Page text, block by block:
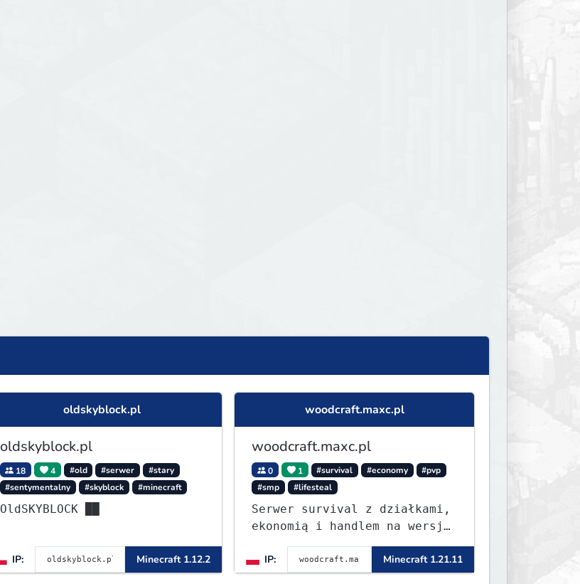
oldskyblock.pl
oldskyblock.pl
18 4 #old #serwer
#stary
#sentymentalny
#skyblock #minecraft
OldSKYBLOCK ██
IP: Minecraft 1.12.2
woodcraft.maxc.pl
woodcraft.maxc.pl
0 1 #survival #economy
#pvp
#smp
#lifesteal
Serwer survival z działkami,
ekonomią i handlem na wersję
1.8 - 26.1.1. Rekru ON
IP:
Minecraft 1.21.11